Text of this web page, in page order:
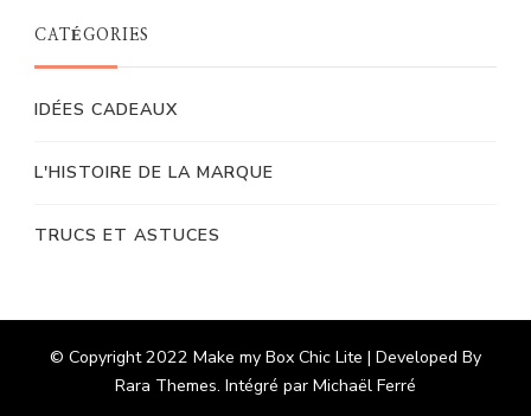
CATÉGORIES
IDÉES CADEAUX
L'HISTOIRE DE LA MARQUE
TRUCS ET ASTUCES
© Copyright 2022 Make my Box Chic Lite | Developed By
Rara Themes. Intégré par Michaël Ferré